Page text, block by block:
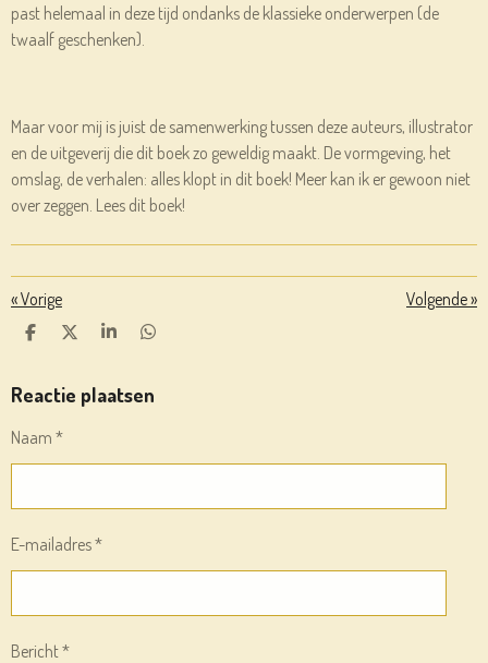
past helemaal in deze tijd ondanks de klassieke onderwerpen (de
twaalf geschenken).
Maar voor mij is juist de samenwerking tussen deze auteurs, illustrator
en de uitgeverij die dit boek zo geweldig maakt. De vormgeving, het
omslag, de verhalen: alles klopt in dit boek! Meer kan ik er gewoon niet
over zeggen. Lees dit boek!
«Vorige Volgende»
D
E
N
D
L
S
R
E
D
E
N
Reactie plaatsen
Naam *
E-mailadres *
Bericht *